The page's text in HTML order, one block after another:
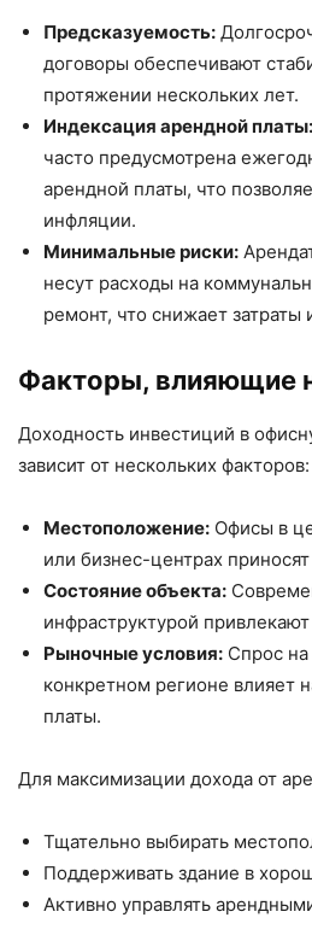
Предсказуемость:
договоры обеспечивают
протяжении нескольких лет.
Индексация арендной платы:
часто предусмотрена
арендной платы, что
инфляции.
Минимальные риски:
несут расходы на
ремонт, что снижает затраты
Факторы, влияющие
Доходность инвестиций в
зависит от нескольких факторов:
Местоположение: Офисы в
или бизнес-центрах
Состояние объекта:
инфраструктурой
Рыночные условия: Спрос
конкретном регионе влияет
платы.
Для максимизации дохода от
Тщательно выбирать
Поддерживать здание в
Активно управлять